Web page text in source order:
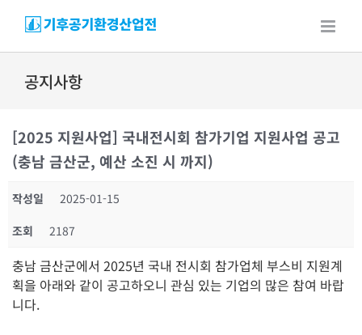
content
공지사항
[2025 지원사업] 국내전시회 참가기업 지원사업 공고
(충남 금산군, 예산 소진 시 까지)
작성일
2025-01-15
조회
2187
충남 금산군에서 2025년 국내 전시회 참가업체 부스비 지원계
획을 아래와 같이 공고하오니 관심 있는 기업의 많은 참여 바랍
니다.